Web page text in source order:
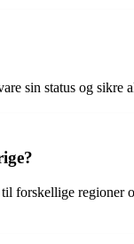
sin status og
forskellige